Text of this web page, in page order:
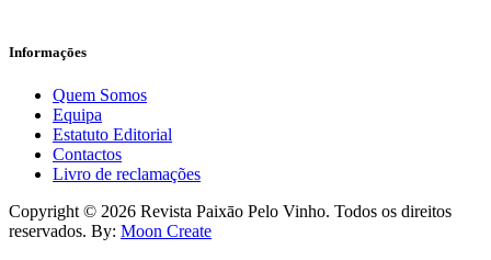
Informaçōes
Quem Somos
Equipa
Estatuto Editorial
Contactos
Livro de reclamações
facebook-
1
instagram
Copyright © 2026 Revista Paixāo Pelo Vinho. Todos os direitos
reservados. By: Moon Create